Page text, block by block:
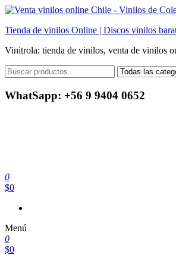
Saltar
contenido
Tienda de vinilos Online | Discos vinilos
Vinitrola: tienda de vinilos, venta de vinilos
WhatSapp: +56 9 9404 0652
0
$0
Menú
0
$0